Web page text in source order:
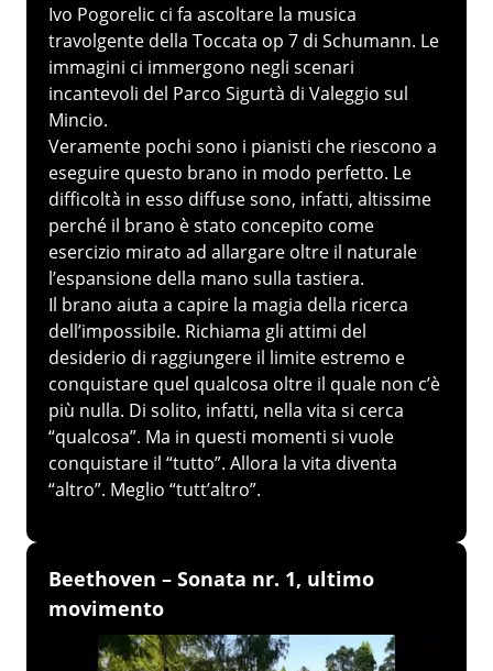
Ivo Pogorelic ci fa ascoltare la musica
travolgente della Toccata op 7 di Schumann. Le
immagini ci immergono negli scenari
incantevoli del Parco Sigurtà di Valeggio sul
Mincio.
Veramente pochi sono i pianisti che riescono a
eseguire questo brano in modo perfetto. Le
difficoltà in esso diffuse sono, infatti, altissime
perché il brano è stato concepito come
esercizio mirato ad allargare oltre il naturale
l’espansione della mano sulla tastiera.
Il brano aiuta a capire la magia della ricerca
dell’impossibile. Richiama gli attimi del
desiderio di raggiungere il limite estremo e
conquistare quel qualcosa oltre il quale non c’è
più nulla. Di solito, infatti, nella vita si cerca
“qualcosa”. Ma in questi momenti si vuole
conquistare il “tutto”. Allora la vita diventa
“altro”. Meglio “tutt’altro”.
Beethoven – Sonata nr. 1, ultimo
movimento